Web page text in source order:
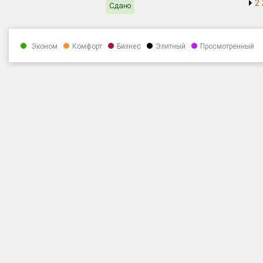
Сдано 2
Эконом Комфорт Бизнес Элитный Просмотренный